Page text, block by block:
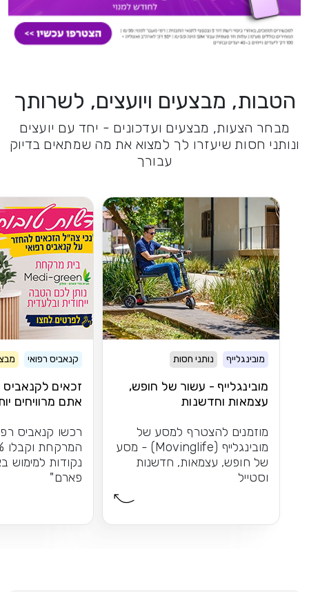
הטבות, מבצעים ויועצים, לשרותך
מבחר הצעות, מבצעים ועדכונים - יחד עם יועצים
ונותני חסות שיעזרו לך למצוא את מה שמתאים בדיוק
עבורך
מובינגלייף נותני חסות
מובינגלייף - עשור של חופש,
עצמאות וחדשנות
מוזמנים להצטרף למסע של
מובינגלייף (Movinglife) - מסע
של חופש, עצמאות, חדשנות
וסטייל
קנאביס רפואי
זכאים לקנאביס
אתם מרוויחים
רכשו קנאביס
נקודות למימוש
פארם"